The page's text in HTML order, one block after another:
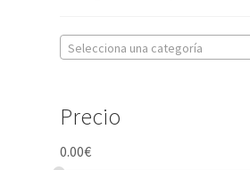
Selecciona una categoría
Precio
0.00€